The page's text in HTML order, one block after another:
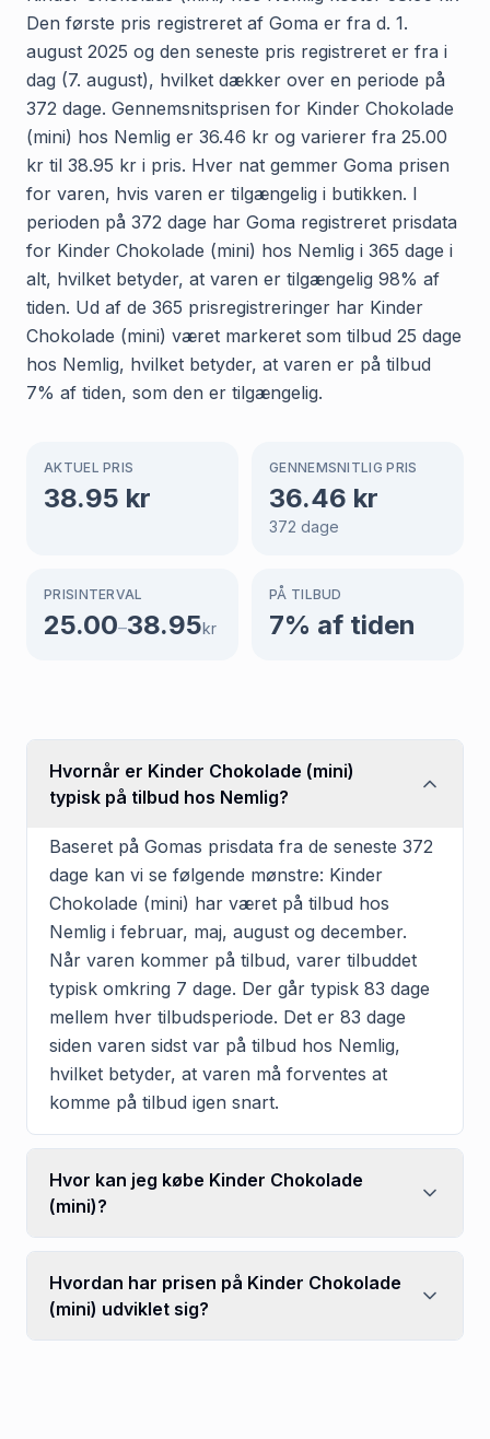
Den første pris registreret af Goma er fra d. 1.
august 2025 og den seneste pris registreret er fra i
dag (7. august), hvilket dækker over en periode på
372 dage. Gennemsnitsprisen for Kinder Chokolade
(mini) hos Nemlig er 36.46 kr og varierer fra 25.00
kr til 38.95 kr i pris. Hver nat gemmer Goma prisen
for varen, hvis varen er tilgængelig i butikken. I
perioden på 372 dage har Goma registreret prisdata
for Kinder Chokolade (mini) hos Nemlig i 365 dage i
alt, hvilket betyder, at varen er tilgængelig 98% af
tiden. Ud af de 365 prisregistreringer har Kinder
Chokolade (mini) været markeret som tilbud 25 dage
hos Nemlig, hvilket betyder, at varen er på tilbud
7% af tiden, som den er tilgængelig.
AKTUEL PRIS
38.95 kr
GENNEMSNITLIG PRIS
36.46 kr
372 dage
PRISINTERVAL
25.00–38.95kr
PÅ TILBUD
7% af tiden
Hvornår er Kinder Chokolade (mini)
typisk på tilbud hos Nemlig?
Baseret på Gomas prisdata fra de seneste 372
dage kan vi se følgende mønstre: Kinder
Chokolade (mini) har været på tilbud hos
Nemlig i februar, maj, august og december.
Når varen kommer på tilbud, varer tilbuddet
typisk omkring 7 dage. Der går typisk 83 dage
mellem hver tilbudsperiode. Det er 83 dage
siden varen sidst var på tilbud hos Nemlig,
hvilket betyder, at varen må forventes at
komme på tilbud igen snart.
Hvor kan jeg købe Kinder Chokolade
(mini)?
Hvordan har prisen på Kinder Chokolade
(mini) udviklet sig?